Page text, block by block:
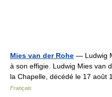
Mies van der Rohe — Ludwig
à son effigie. Ludwig Mies van
la Chapelle, décédé le 17
Français